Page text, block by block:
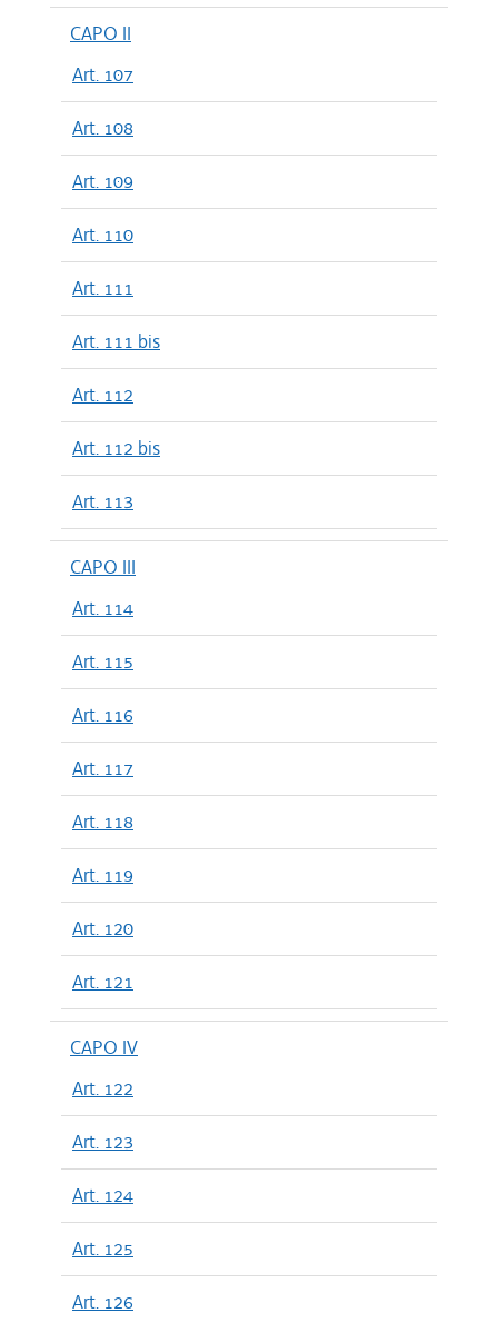
CAPO II
Art. 107
Art. 108
Art. 109
Art. 110
Art. 111
Art. 111 bis
Art. 112
Art. 112 bis
Art. 113
CAPO III
Art. 114
Art. 115
Art. 116
Art. 117
Art. 118
Art. 119
Art. 120
Art. 121
CAPO IV
Art. 122
Art. 123
Art. 124
Art. 125
Art. 126